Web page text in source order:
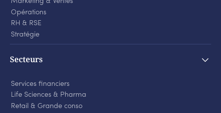
Opérations
RH & RSE
Stratégie
Secteurs
Services financiers
Life Sciences & Pharma
Retail & Grande conso